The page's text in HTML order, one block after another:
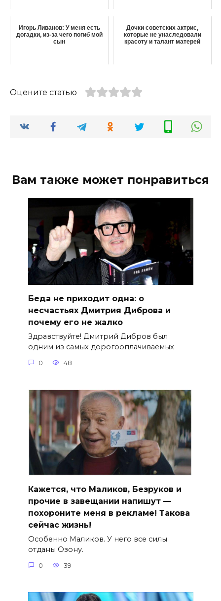
Игорь Ливанов: У меня есть
догадки, из-за чего погиб мой
сын
Дочки советских актрис,
которые не унаследовали
красоту и талант матерей
Оцените статью
Вам также может понравиться
Беда не приходит одна: о
несчастьях Дмитрия Диброва и
почему его не жалко
Здравствуйте! Дмитрий Дибров был
одним из самых дорогооплачиваемых
0 48
Кажется, что Маликов, Безруков и
прочие в завещании напишут —
похороните меня в рекламе! Такова
сейчас жизнь!
Особенно Маликов. У него все силы
отданы Озону.
0 39